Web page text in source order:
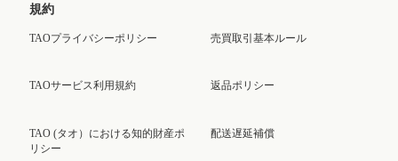
規約
TAOプライバシーポリシー
TAOサービス利用規約
TAO (タオ）における知的財産ポ
リシー
売買取引基本ルール
返品ポリシー
配送遅延補償